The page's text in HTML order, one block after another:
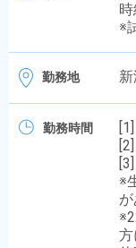
※
勤務地
勤務時間
※
が
方